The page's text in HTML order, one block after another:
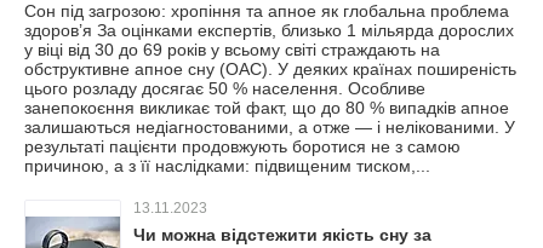
Сон під загрозою: хропіння та апное як глобальна проблема
здоров’я За оцінками експертів, близько 1 мільярда дорослих
у віці від 30 до 69 років у всьому світі страждають на
обструктивне апное сну (ОАС). У деяких країнах поширеність
цього розладу досягає 50 % населення. Особливе
занепокоєння викликає той факт, що до 80 % випадків апное
залишаються недіагностованими, а отже — і нелікованими. У
результаті пацієнти продовжують боротися не з самою
причиною, а з її наслідками: підвищеним тиском,...
13.11.2023
Чи можна відстежити якість сну за